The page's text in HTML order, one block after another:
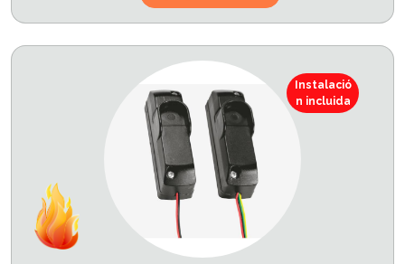
Instalació
n incluida